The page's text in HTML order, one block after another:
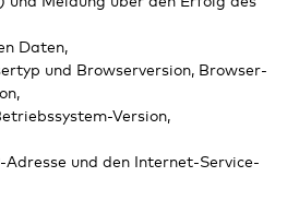
Daten,
und Browserversion, Browser-
Version,
und den Internet-Service-